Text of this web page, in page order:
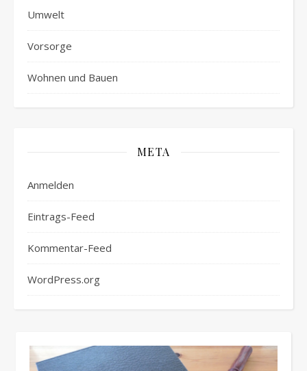
Umwelt
Vorsorge
Wohnen und Bauen
META
Anmelden
Eintrags-Feed
Kommentar-Feed
WordPress.org